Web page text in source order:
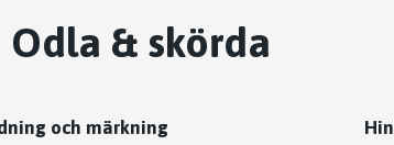
Odla & skörda
och märkning